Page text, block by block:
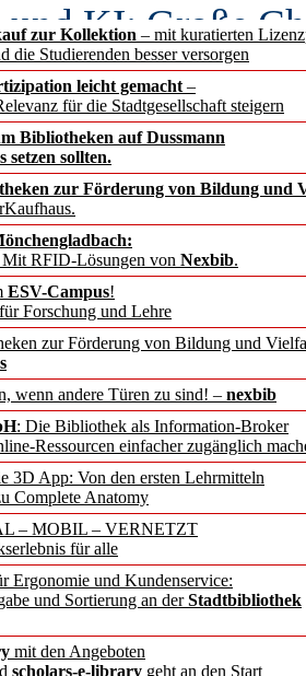
zur Kollektion – mit kuratierten
die Studierenden besser versorgen
leicht gemacht –
für die Stadtgesellschaft steigern
Bibliotheken auf Dussmann
sollten.
zur Förderung von Bildung und
RFID-Lösungen von Nexbib.
ESV-Campus!
Forschung und Lehre
zur Förderung von Bildung und
wenn andere Türen zu sind! – nexbib
: Die Bibliothek als Information-Broker
Ressourcen einfacher zugänglich
3D App: Von den ersten Lehrmitteln
Complete Anatomy
– MOBIL – VERNETZT
für alle
Ergonomie und Kundenservice:
und Sortierung an derStadtbibliothek
mit den Angeboten
scholars-e-library geht an den Start
und KI: Große
erstes
Research –
Zeitschrift für
Attempto
Information
in
Institut neu
und